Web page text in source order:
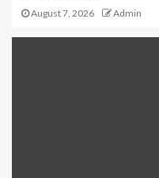
August 7, 2026 Admin